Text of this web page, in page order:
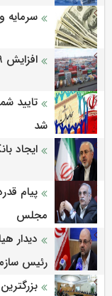
سرمایه وارده
افزایش 69 درصدی صادرات ایران به نیجریه
تایید
شد
ایجاد
پیام
مجلس
دیدار
رئیس